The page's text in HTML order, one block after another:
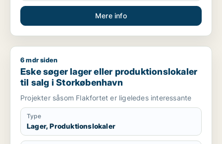
Mere info
Eske søger lager eller produktionslokaler til salg i
6 mdr siden
Eske søger lager eller produktionslokaler
til salg i Storkøbenhavn
Projekter såsom Flakfortet er ligeledes interessante
Type
Lager, Produktionslokaler